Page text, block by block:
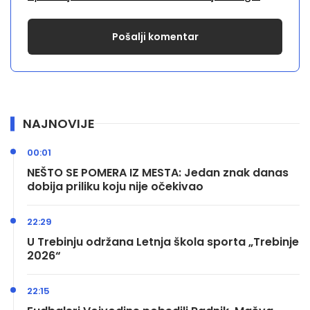
NAJNOVIJE
NEŠTO SE POMERA IZ MESTA: Jedan znak danas
dobija priliku koju nije očekivao
00:01
U Trebinju održana Letnja škola sporta „Trebinje
2026“
22:29
22:15